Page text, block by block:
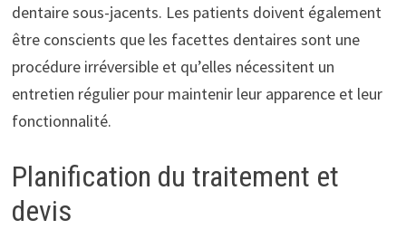
dentaire sous-jacents. Les patients doivent également
être conscients que les facettes dentaires sont une
procédure irréversible et qu’elles nécessitent un
entretien régulier pour maintenir leur apparence et leur
fonctionnalité.
Planification du traitement et
devis